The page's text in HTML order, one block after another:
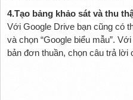
4.Tạo bảng khảo sát và thu
Với Google Drive bạn cũng có
và chọn “Google biểu mẫu”.
bản đơn thuần, chọn câu trả